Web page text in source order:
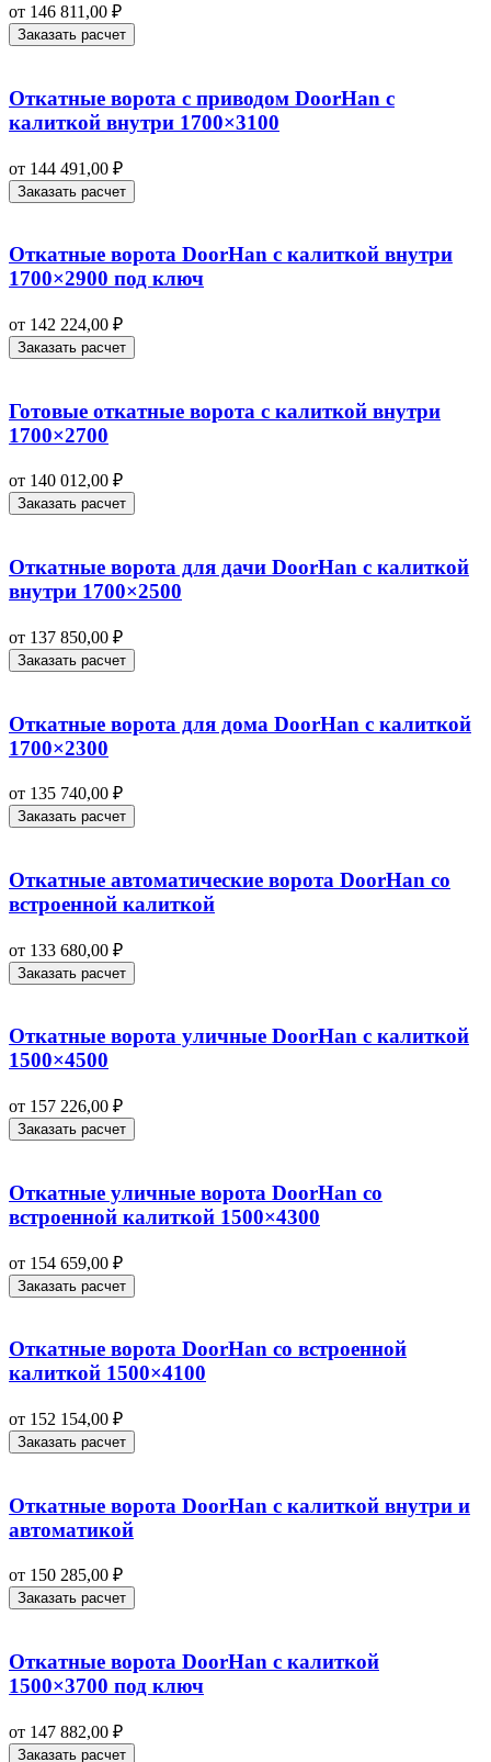
от 146 811,00 ₽
Заказать расчет
Откатные ворота с приводом DoorHan с
калиткой внутри 1700×3100
от 144 491,00 ₽
Заказать расчет
Откатные ворота DoorHan с калиткой внутри
1700×2900 под ключ
от 142 224,00 ₽
Заказать расчет
Готовые откатные ворота с калиткой внутри
1700×2700
от 140 012,00 ₽
Заказать расчет
Откатные ворота для дачи DoorHan с калиткой
внутри 1700×2500
от 137 850,00 ₽
Заказать расчет
Откатные ворота для дома DoorHan с калиткой
1700×2300
от 135 740,00 ₽
Заказать расчет
Откатные автоматические ворота DoorHan со
встроенной калиткой
от 133 680,00 ₽
Заказать расчет
Откатные ворота уличные DoorHan с калиткой
1500×4500
от 157 226,00 ₽
Заказать расчет
Откатные уличные ворота DoorHan со
встроенной калиткой 1500×4300
от 154 659,00 ₽
Заказать расчет
Откатные ворота DoorHan со встроенной
калиткой 1500×4100
от 152 154,00 ₽
Заказать расчет
Откатные ворота DoorHan с калиткой внутри и
автоматикой
от 150 285,00 ₽
Заказать расчет
Откатные ворота DoorHan с калиткой
1500×3700 под ключ
от 147 882,00 ₽
Заказать расчет